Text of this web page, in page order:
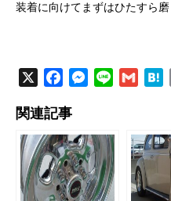
装着に向けてまずはひたすら磨
c
e
b
o
o
M
s
e
n
g
e
i
l
e
n
関連記事